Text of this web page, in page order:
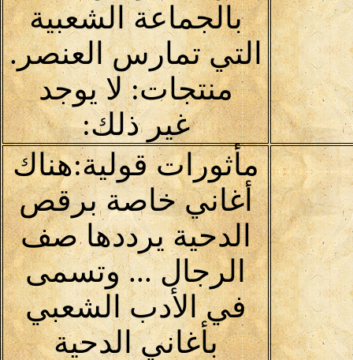
بالجماعة الشعبية
التي تمارس العنصر.
منتجات: لا يوجد
غير ذلك:
مأثورات قولية:هناك
أغاني خاصة برقص
الدحية يرددها صف
الرجال ... وتسمى
في الأدب الشعبي
بأغاني الدحية